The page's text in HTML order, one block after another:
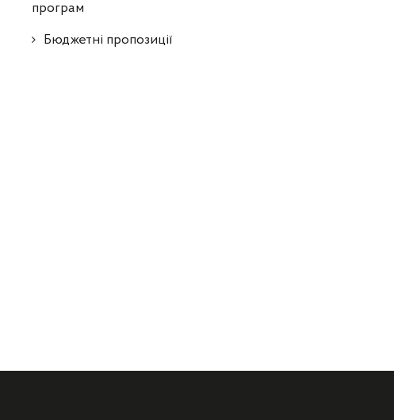
програм
Бюджетні пропозиції